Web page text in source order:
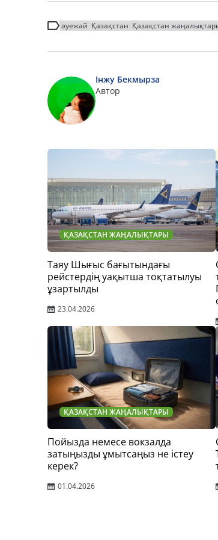
әуежай Қазақстан Қазақстан
Інжу Бекмырза
Автор
ҚАЗАҚСТАН ЖАҢАЛЫҚТАРЫ
Таяу Шығыс бағытындағы
рейстердің уақытша тоқтатылуы
ұзартылды
23.04.2026
ҚАЗАҚСТАН ЖАҢАЛЫҚТАРЫ
Пойызда немесе вокзалда
затыңызды ұмытсаңыз не істеу
керек?
01.04.2026